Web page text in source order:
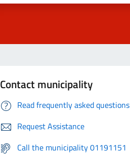
Contact municipality
Read frequently asked questions
Request Assistance
Call the municipality 01191151